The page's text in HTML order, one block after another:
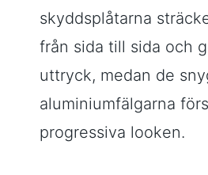
skyddsplåtarna
från sida till sida och
uttryck, medan de
aluminiumfälgarna
progressiva looken.